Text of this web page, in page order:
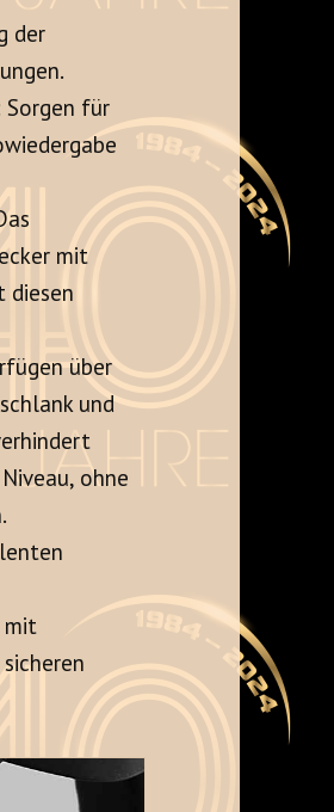
der
.
Sorgen für
mit
diesen
über
und
ohne
mit